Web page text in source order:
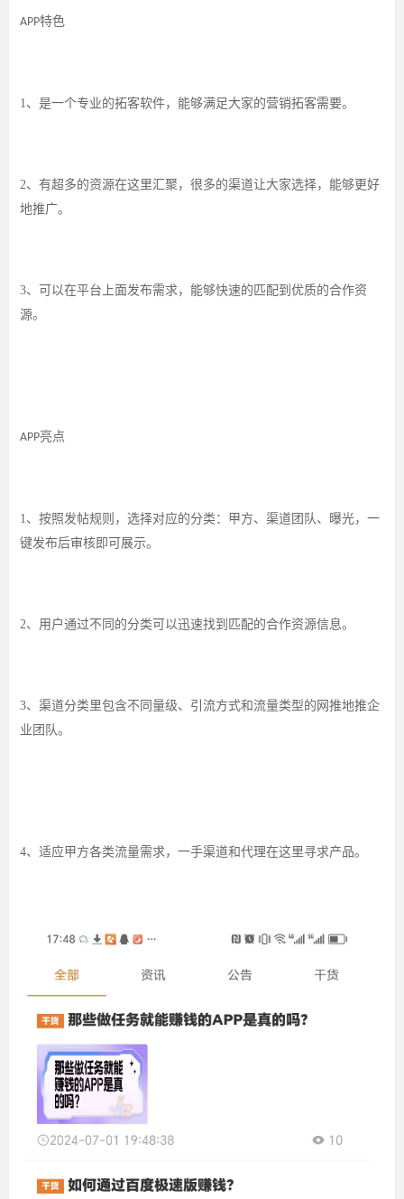
APP特色
1、 是一个专业的拓客软件，能够满足大家的营销拓客需要。
2、 有超多的资源在这里汇聚，很多的渠道让大家选择，能够更好
地推广。
3、
可以在平台上面发布需求，能够快速的匹配到优质的合作资
源。
APP亮点
1、 按照发帖规则，选择对应的分类：甲方、渠道团队、曝光，一
键发布后审核即可展示。
2、 用户通过不同的分类可以迅速找到匹配的合作资源信息。
3、 渠道分类里包含不同量级、引流方式和流量类型的网推地推企
业团队。
4、 适应甲方各类流量需求，一手渠道和代理在这里寻求产品。